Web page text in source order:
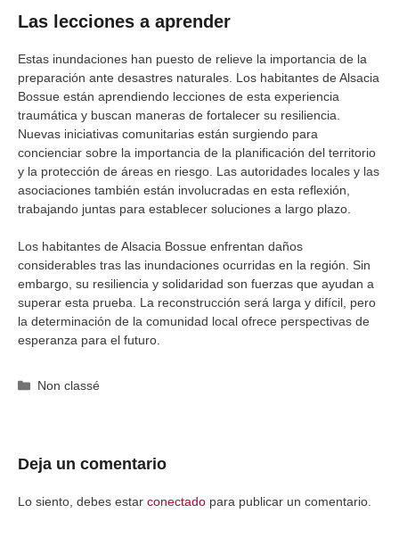
Las lecciones a aprender
Estas inundaciones han puesto de relieve la importancia de la
preparación ante desastres naturales. Los habitantes de Alsacia
Bossue están aprendiendo lecciones de esta experiencia
traumática y buscan maneras de fortalecer su resiliencia.
Nuevas iniciativas comunitarias están surgiendo para
concienciar sobre la importancia de la planificación del territorio
y la protección de áreas en riesgo. Las autoridades locales y las
asociaciones también están involucradas en esta reflexión,
trabajando juntas para establecer soluciones a largo plazo.
Los habitantes de Alsacia Bossue enfrentan daños
considerables tras las inundaciones ocurridas en la región. Sin
embargo, su resiliencia y solidaridad son fuerzas que ayudan a
superar esta prueba. La reconstrucción será larga y difícil, pero
la determinación de la comunidad local ofrece perspectivas de
esperanza para el futuro.
Categorías
Non classé
Deja un comentario
Lo siento, debes estar conectado para publicar un comentario.